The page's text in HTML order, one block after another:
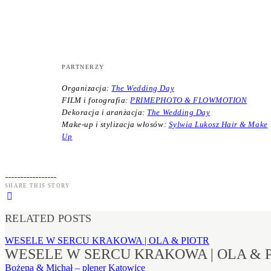
PARTNERZY
Organizacja: The Wedding Day
FILM i fotografia: PRIMEPHOTO & FLOWMOTION
Dekoracja i aranżacja: The Wedding Day
Make-up i stylizacja włosów: Sylwia Lukosz Hair & Make
Up
SHARE THIS STORY
RELATED POSTS
WESELE W SERCU KRAKOWA | OLA & PIOTR
WESELE W SERCU KRAKOWA | OLA &
Bożena & Michał – plener Katowice